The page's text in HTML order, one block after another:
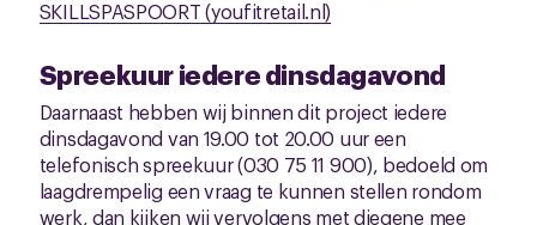
SKILLSPASPOORT (youfitretail.nl)
Spreekuur iedere dinsdagavond
Daarnaast hebben wij binnen dit project iedere
dinsdagavond van 19.00 tot 20.00 uur een
telefonisch spreekuur (030 75 11 900), bedoeld om
laagdrempelig een vraag te kunnen stellen rondom
werk, dan kijken wij vervolgens met diegene mee